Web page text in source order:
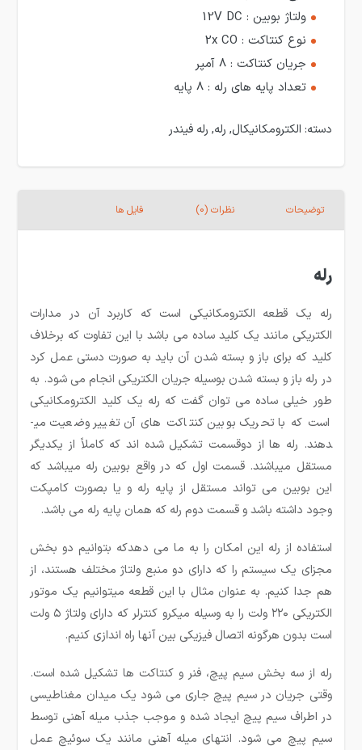
ولتاژ بوبین : 12V DC
نوع کنتاکت : 2x CO
جریان کنتاکت : 8 آمپر
تعداد پایه های رله : 8 پایه
دسته: الکترومکانیکال, رله, رله فیندر
توضیحات نظرات (0) فایل ها
رله
رله یک قطعه الکترومکانیکی است که کاربرد آن در مدارات
الکتریکی مانند یک کلید ساده می باشد با این تفاوت که برخلاف
کلید که برای باز و بسته شدن آن باید به صورت دستی عمل کرد
در رله باز و بسته شدن بوسیله جریان الکتریکی انجام می شود. به
طور خیلی ساده می ­توان گفت که رله یک کلید الکترومکانیکی
است که با تحریک بوبین کنتاکت های آن تغییر وضعیت می­
دهند. رله ها از دوقسمت تشکیل شده ­اند که کاملاً از یکدیگر
مستقل می­باشند. قسمت اول که در واقع بوبین رله می­باشد که
این بوبین می تواند مستقل از پایه رله و یا بصورت کامپکت
وجود داشته باشد و قسمت دوم رله که همان پایه رله می ­باشد.
استفاده از رله این امکان را به ما می دهدکه بتوانیم دو بخش
مجزای یک سیستم را که دارای دو منبع ولتاژ مختلف هستند، از
هم جدا کنیم. به عنوان مثال با این قطعه میتوانیم یک موتور
الکتریکی ۲۲۰ ولت را به وسیله میکرو کنترلر که دارای ولتاژ ۵ ولت
است بدون هرگونه اتصال فیزیکی بین آنها راه اندازی کنیم.
رله از سه بخش سیم پیچ، فنر و کنتاکت ها تشکیل شده است.
وقتی جریان در سیم پیچ جاری می شود یک میدان مغناطیسی
در اطراف سیم پیچ ایجاد شده و موجب جذب میله آهنی توسط
سیم پیچ می شود. انتهای میله آهنی مانند یک سوئیچ عمل